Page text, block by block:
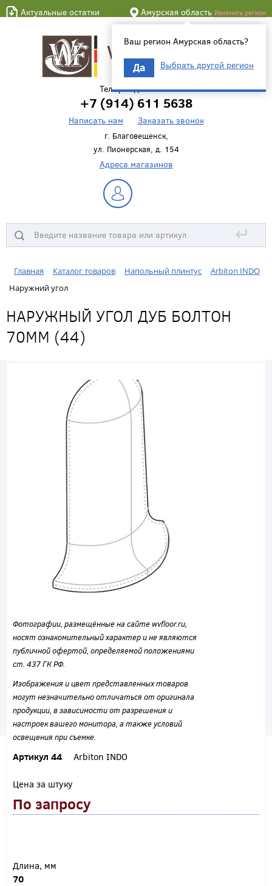
Актуальные остатки Амурская область Изменить регион
Ваш регион Амурская область?
Да Выбрать другой регион
Телефон для связи
+7 (914) 611 5638
Написать нам Заказать звонок
г. Благовещенск,
ул. Пионерская, д. 154
Адреса магазинов
↵
Главная Каталог товаров Напольный плинтус
Arbiton INDO
Наружний угол
НАРУЖНЫЙ УГОЛ ДУБ БОЛТОН
70ММ (44)
Фотографии, размещённые на сайте wvfloor.ru,
носят ознакомительный характер и не являются
публичной офертой, определяемой положениями
ст. 437 ГК РФ.
Изображения и цвет представленных товаров
могут незначительно отличаться от оригинала
продукции, в зависимости от разрешения и
настроек вашего монитора, а также условий
освещения при съемке.
Артикул 44 Arbiton INDO
Цена за штуку
По запросу
Длина, мм
70